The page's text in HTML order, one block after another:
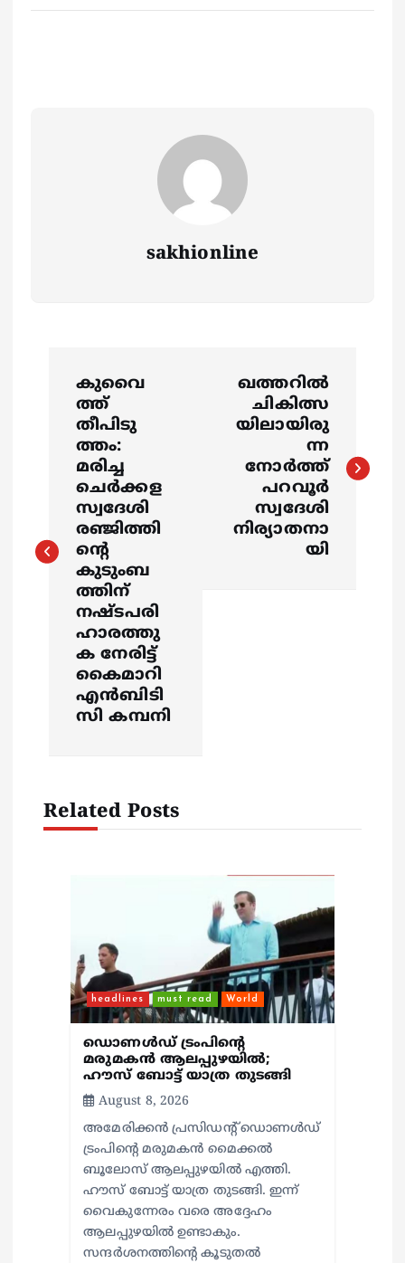
sakhionline
n
t
കുവൈ
ത്ത്
തീപിടു
ത്തം:
മരിച്ച
ചെര്‍ക്കള
സ്വദേശി
രഞ്ജിത്തി
ന്റെ
കുടുംബ
ത്തിന്
നഷ്ടപരി
ഹാരത്തു
ക നേരിട്ട്
കൈമാറി
എന്‍ബിടി
സി കമ്പനി
ഖത്തറില്‍
ചികിത്സ
യിലായിരു
ന്ന
നോര്‍ത്ത്
പറവൂര്‍
സ്വദേശി
നിര്യാതനാ
യി
Related Posts
headlines must read World
ഡൊണൾഡ് ട്രംപിന്റെ
മരുമകന്‍ ആലപ്പുഴയില്‍;
ഹൗസ് ബോട്ട് യാത്ര തുടങ്ങി
August 8, 2026
അമേരിക്കൻ പ്രസിഡന്റ് ഡൊണൾഡ്
ട്രംപിന്റെ മരുമകന്‍ മൈക്കൽ
ബൂലോസ് ആലപ്പുഴയില്‍ എത്തി.
ഹൗസ് ബോട്ട് യാത്ര തുടങ്ങി. ഇന്ന്
വൈകുന്നേരം വരെ അദ്ദേഹം
ആലപ്പുഴയിൽ ഉണ്ടാകും.
സന്ദർശനത്തിന്റെ കൂടുതൽ